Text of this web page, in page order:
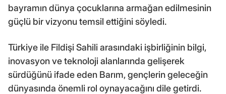
bayramın dünya çocuklarına armağan edilmesinin
güçlü bir vizyonu temsil ettiğini söyledi.
Türkiye ile Fildişi Sahili arasındaki işbirliğinin bilgi,
inovasyon ve teknoloji alanlarında gelişerek
sürdüğünü ifade eden Barım, gençlerin geleceğin
dünyasında önemli rol oynayacağını dile getirdi.